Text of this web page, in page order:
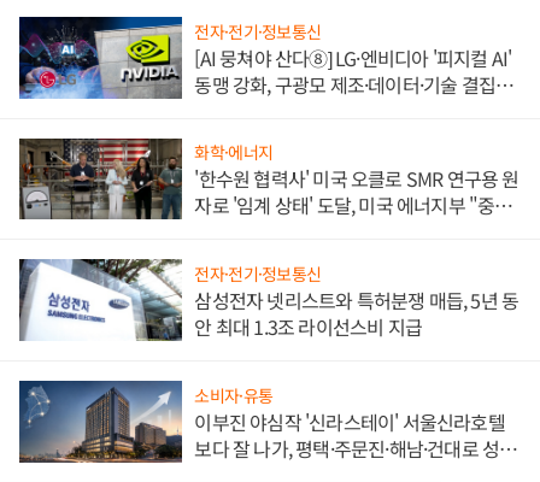
전자·전기·정보통신
[AI 뭉쳐야 산다⑧] LG·엔비디아 '피지컬 AI'
동맹 강화, 구광모 제조·데이터·기술 결집
화학·에너지
'한수원 협력사' 미국 오클로 SMR 연구용 원
자로 '임계 상태' 도달, 미국 에너지부 "중요
전자·전기·정보통신
삼성전자 넷리스트와 특허분쟁 매듭, 5년 동
안 최대 1.3조 라이선스비 지급
소비자·유통
이부진 야심작 '신라스테이' 서울신라호텔
보다 잘 나가, 평택·주문진·해남·건대로 성